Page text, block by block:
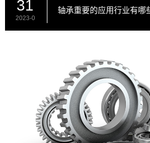
31
2023-0
轴承重要的应用行业有哪